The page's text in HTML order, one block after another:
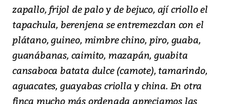
zapallo, frijol de palo y de bejuco, ají criollo el
tapachula, berenjena se entremezclan con el
plátano, guineo, mimbre chino, piro, guaba,
guanábanas, caimito, mazapán, guabita
cansaboca batata dulce (camote), tamarindo,
aguacates, guayabas criolla y china. En otra
finca mucho más ordenada apreciamos las